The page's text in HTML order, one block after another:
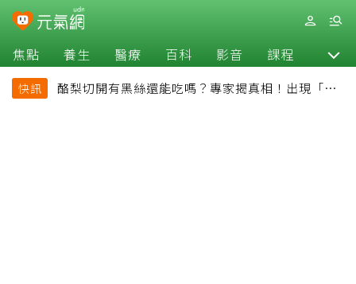
焦點 養生 醫療 百科 影音 課程 退休
快訊
酪梨切開有黑絲還能吃嗎？專家揭真相！出現「3情